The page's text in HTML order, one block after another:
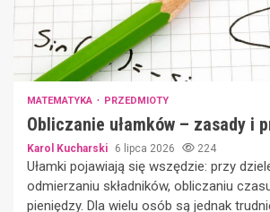
MATEMATYKA PRZEDMIOTY
Obliczanie ułamków – zasady i
Karol Kucharski 6 lipca 2026 224
Ułamki pojawiają się wszędzie: przy
odmierzaniu składników, obliczaniu
pieniędzy. Dla wielu osób są jednak